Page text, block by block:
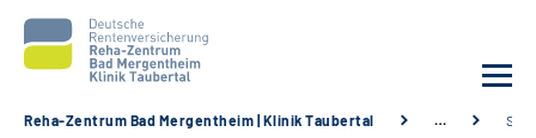
Reha-Zentrum Bad Mergentheim | Klinik Taubertal …